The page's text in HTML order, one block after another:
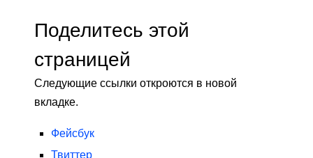
Поделитесь этой
страницей
Следующие ссылки откроются в новой
вкладке.
Фейсбук
Твиттер